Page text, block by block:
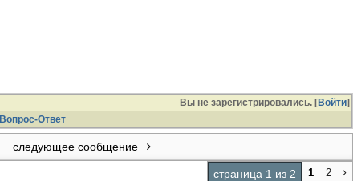
Вы не зарегистрировались. [Войти]
Вопрос-Ответ
следующее сообщение
страница 1 из 2 1 2